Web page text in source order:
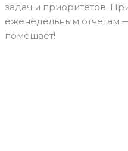
задач и приоритетов.
еженедельным отчетам
помешает!